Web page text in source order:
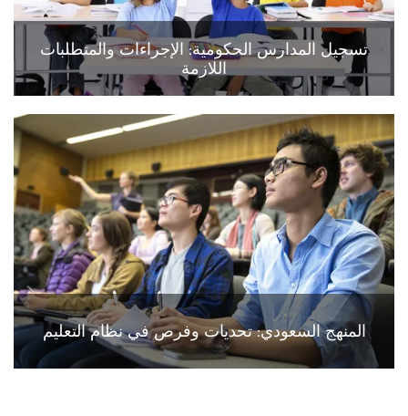
تسجيل المدارس الحكومية: الإجراءات والمتطلبات
اللازمة
المنهج السعودي: تحديات وفرص في نظام التعليم